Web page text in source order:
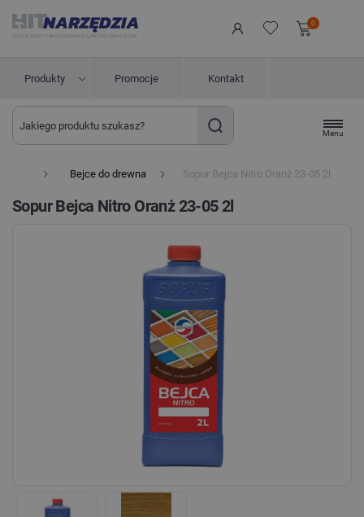
0
Produkty Promocje Kontakt
Menu
Bejce do drewna Sopur Bejca Nitro Oranż 23-05 2l
Sopur Bejca Nitro Oranż 23-05 2l